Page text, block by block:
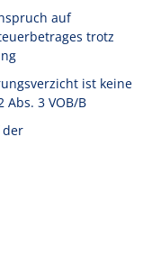
auf
trotz
ist keine
3 VOB/B
der